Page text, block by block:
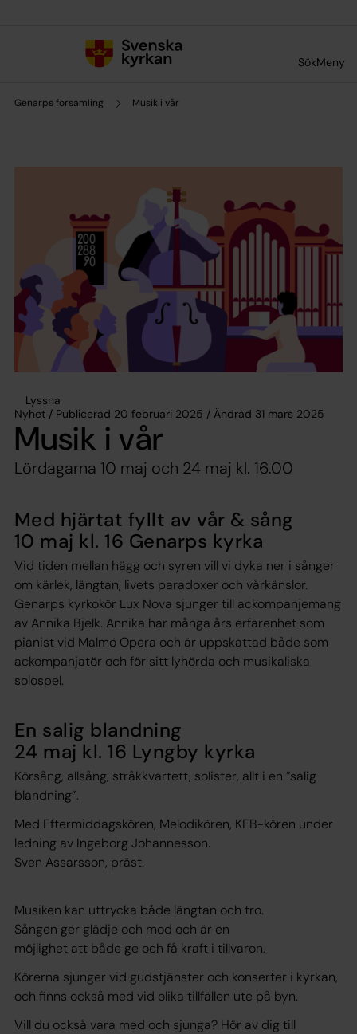
SökMeny
Genarps församling Musik i vår
Lyssna
Nyhet / Publicerad 20 februari 2025 / Ändrad 31 mars 2025
Musik i vår
Lördagarna 10 maj och 24 maj kl. 16.00
Med hjärtat fyllt av vår & sång
10 maj kl. 16 Genarps kyrka
Vid tiden mellan hägg och syren vill vi dyka ner i sånger
om kärlek, längtan, livets paradoxer och vårkänslor.
Genarps kyrkokör Lux Nova sjunger till ackompanjemang
av Annika Bjelk. Annika har många års erfarenhet som
pianist vid Malmö Opera och är uppskattad både som
ackompanjatör och för sitt lyhörda och musikaliska
solospel.
En salig blandning
24 maj kl. 16 Lyngby kyrka
Körsång, allsång, stråkkvartett, solister, allt i en ”salig
blandning”.
Med Eftermiddagskören, Melodikören, KEB-kören under
ledning av Ingeborg Johannesson.
Sven Assarsson, präst.
Musiken kan uttrycka både längtan och tro.
Sången ger glädje och mod och är en
möjlighet att både ge och få kraft i tillvaron.
Körerna sjunger vid gudstjänster och konserter i kyrkan,
och finns också med vid olika tillfällen ute på byn.
Vill du också vara med och sjunga? Hör av dig till